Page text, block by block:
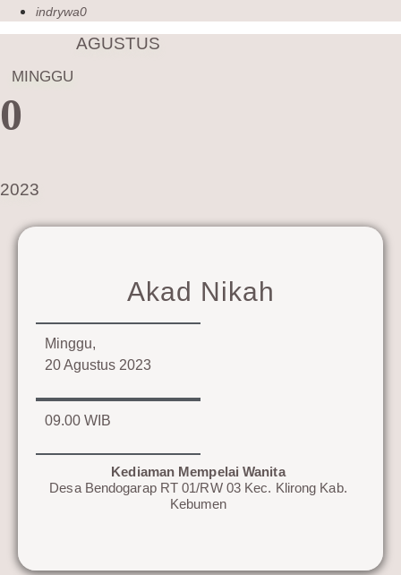
indrywa0
AGUSTUS
MINGGU
0
2023
Akad Nikah
Minggu,
20 Agustus 2023
09.00 WIB
Kediaman Mempelai Wanita
Desa Bendogarap RT 01/RW 03 Kec. Klirong Kab.
Kebumen